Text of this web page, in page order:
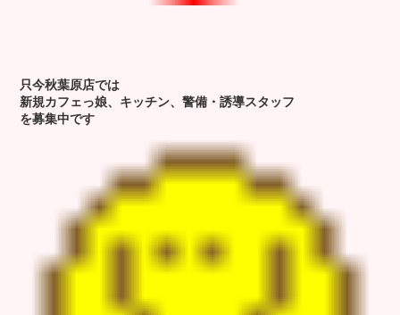
只今秋葉原店では
新規カフェっ娘、キッチン、警備・誘導スタッフ
を募集中です